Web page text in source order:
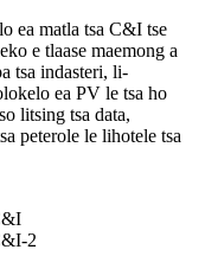
ea matla tsa C&I tse
e tlaase maemong a
tsa indasteri, li-
ea PV le tsa ho
litsing tsa data,
peterole le lihotele tsa